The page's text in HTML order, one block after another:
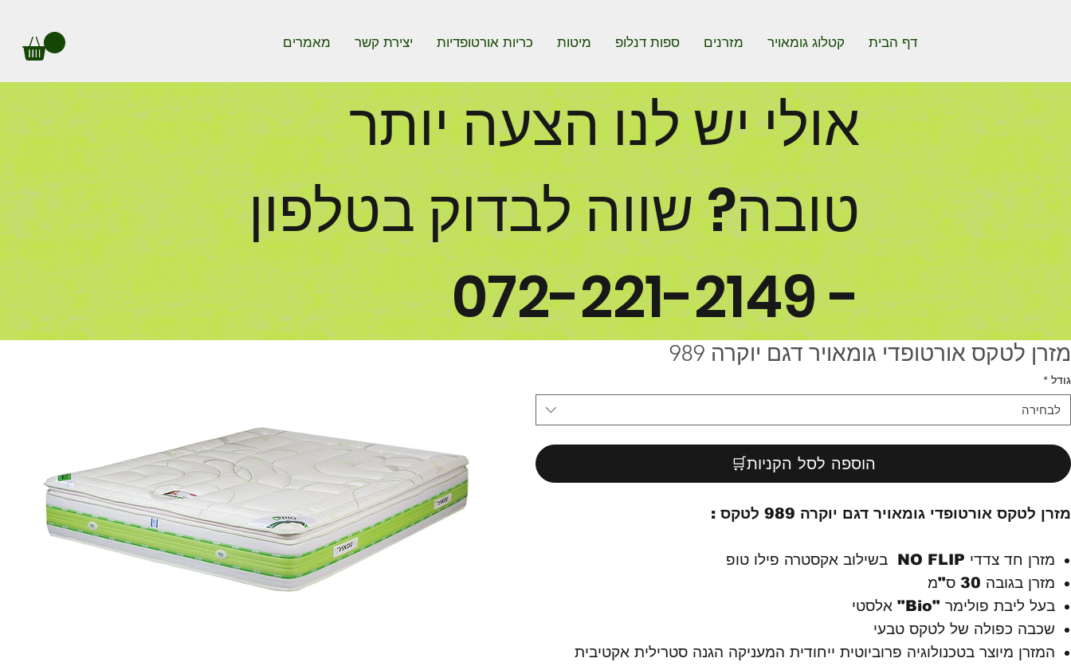
דף הבית קטלוג גומאויר מזרנים ספות דנלופ מיטות כריות אורטופדיות יצירת קשר מאמרים
מזרן לטקס אורטופדי גומאויר דגם יוקרה 989
גודל *
לבחירה
הוספה לסל הקניות🛒
מזרן לטקס אורטופדי גומאויר דגם יוקרה 989 לטקס :
מזרן חד צדדי NO FLIP בשילוב אקסטרה פילו טופ
מזרן בגובה 30 ס"מ
בעל ליבת פולימר "Bio" אלסטי
שכבה כפולה של לטקס טבעי
המזרן מיוצר בטכנולוגיה פרוביוטית ייחודית המעניקה הגנה סטרילית אקטיבית
אולי יש לנו הצעה יותר
טובה? שווה לבדוק בטלפון
- 072-221-2149